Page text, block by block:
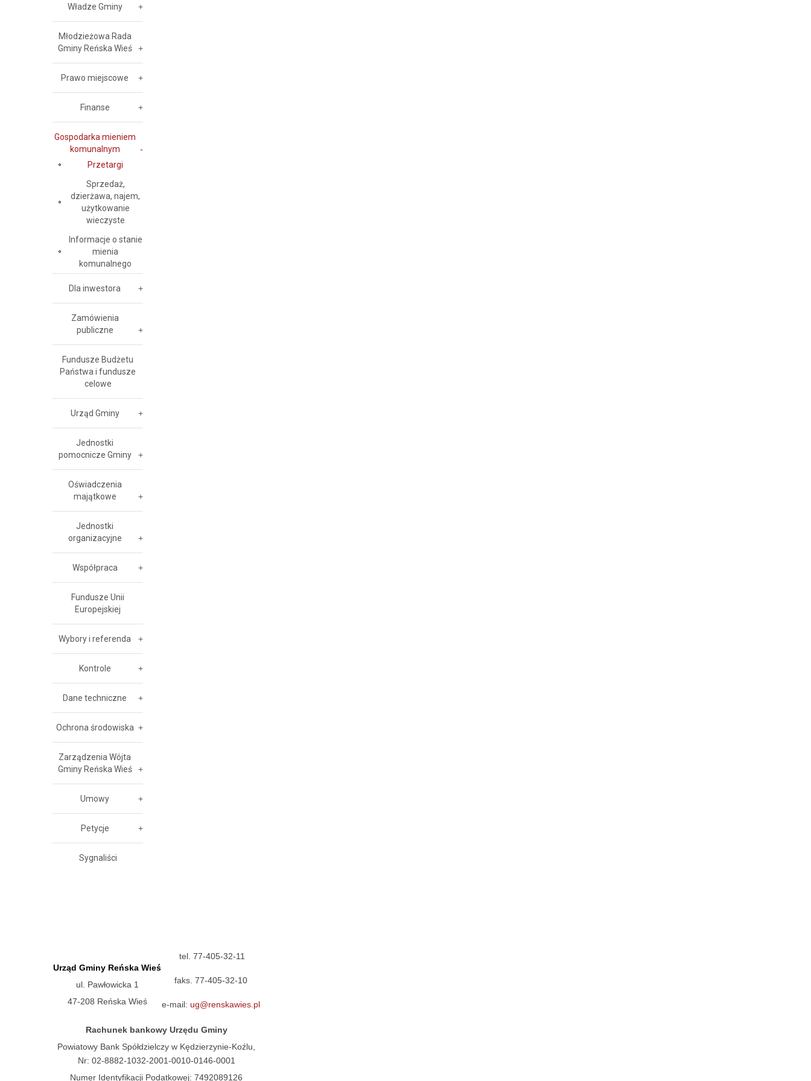
Władze Gminy
Młodzieżowa Rada
Gminy Reńska Wieś
Prawo miejscowe
Finanse
Gospodarka mieniem
komunalnym
Przetargi
Sprzedaż,
dzierżawa, najem,
użytkowanie
wieczyste
Informacje o stanie
mienia
komunalnego
Dla inwestora
Zamówienia
publiczne
Fundusze Budżetu
Państwa i fundusze
celowe
Urząd Gminy
Jednostki
pomocnicze Gminy
Oświadczenia
majątkowe
Jednostki
organizacyjne
Współpraca
Fundusze Unii
Europejskiej
Wybory i referenda
Kontrole
Dane techniczne
Ochrona środowiska
Zarządzenia Wójta
Gminy Reńska Wieś
Umowy
Petycje
Sygnaliści
Urząd Gminy Reńska Wieś
ul. Pawłowicka 1
47-208 Reńska Wieś
tel. 77-405-32-11
faks. 77-405-32-10
e-mail: ug@renskawies.pl
Rachunek bankowy Urzędu Gminy
Powiatowy Bank Spółdzielczy w Kędzierzynie-Koźlu,
Nr: 02-8882-1032-2001-0010-0146-0001
Numer Identyfikacji Podatkowej: 7492089126